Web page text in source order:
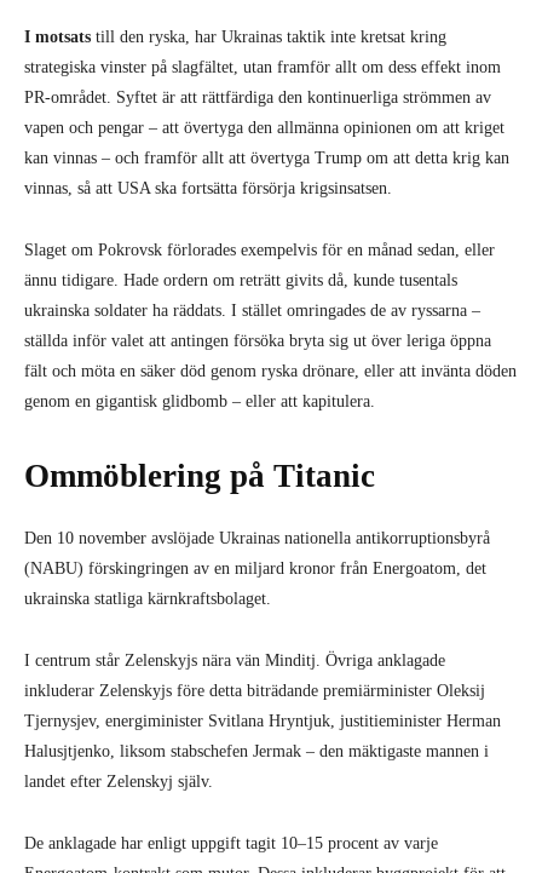
I motsats till den ryska, har Ukrainas taktik inte kretsat kring
strategiska vinster på slagfältet, utan framför allt om dess effekt inom
PR-området. Syftet är att rättfärdiga den kontinuerliga strömmen av
vapen och pengar – att övertyga den allmänna opinionen om att kriget
kan vinnas – och framför allt att övertyga Trump om att detta krig kan
vinnas, så att USA ska fortsätta försörja krigsinsatsen.
Slaget om Pokrovsk förlorades exempelvis för en månad sedan, eller
ännu tidigare. Hade ordern om reträtt givits då, kunde tusentals
ukrainska soldater ha räddats. I stället omringades de av ryssarna –
ställda inför valet att antingen försöka bryta sig ut över leriga öppna
fält och möta en säker död genom ryska drönare, eller att invänta döden
genom en gigantisk glidbomb – eller att kapitulera.
Ommöblering på Titanic
Den 10 november avslöjade Ukrainas nationella antikorruptionsbyrå
(NABU) förskingringen av en miljard kronor från Energoatom, det
ukrainska statliga kärnkraftsbolaget.
I centrum står Zelenskyjs nära vän Minditj. Övriga anklagade
inkluderar Zelenskyjs före detta biträdande premiärminister Oleksij
Tjernysjev, energiminister Svitlana Hryntjuk, justitieminister Herman
Halusjtjenko, liksom stabschefen Jermak – den mäktigaste mannen i
landet efter Zelenskyj själv.
De anklagade har enligt uppgift tagit 10–15 procent av varje